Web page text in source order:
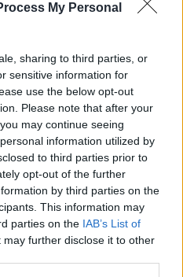
My Personal
sharing to third parties, or
sensitive information for
use the below opt-out
Please note that after your
may continue seeing
information utilized by
to third parties prior to
opt-out of the further
by third parties on the
This information may
parties on the IAB’s List of
may further disclose it to other
i fanér.
43.800:-